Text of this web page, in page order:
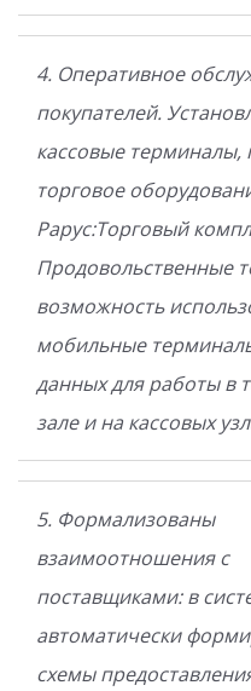
4. Оперативное
покупателей.
кассовые
торговое
Рарус:Торговый
Продовольственные
возможность
мобильные
данных для работы в
зале и на кассовых
5. Формализованы
взаимоотношения с
поставщиками: в
автоматически
схемы